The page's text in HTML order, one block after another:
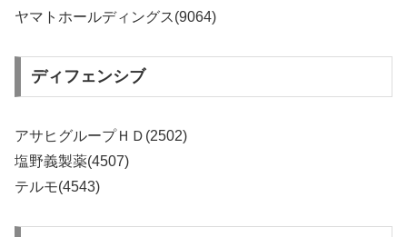
ヤマトホールディングス(9064)
ディフェンシブ
アサヒグループＨＤ(2502)
塩野義製薬(4507)
テルモ(4543)